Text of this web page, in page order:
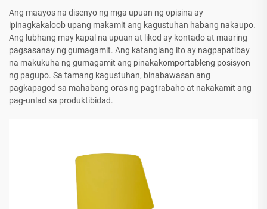
Ang maayos na disenyo ng mga upuan ng opisina ay
ipinagkakaloob upang makamit ang kagustuhan habang nakaupo.
Ang lubhang may kapal na upuan at likod ay kontado at maaring
pagsasanay ng gumagamit. Ang katangiang ito ay nagpapatibay
na makukuha ng gumagamit ang pinakakomportableng posisyon
ng pagupo. Sa tamang kagustuhan, binabawasan ang
pagkapagod sa mahabang oras ng pagtrabaho at nakakamit ang
pag-unlad sa produktibidad.